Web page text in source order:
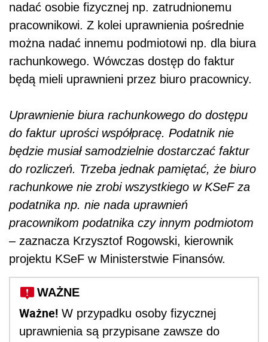
nadać osobie fizycznej np. zatrudnionemu
pracownikowi. Z kolei uprawnienia pośrednie
można nadać innemu podmiotowi np. dla biura
rachunkowego. Wówczas dostęp do faktur
będą mieli uprawnieni przez biuro pracownicy.
Uprawnienie biura rachunkowego do dostępu
do faktur uprości współpracę. Podatnik nie
będzie musiał samodzielnie dostarczać faktur
do rozliczeń. Trzeba jednak pamiętać, że biuro
rachunkowe nie zrobi wszystkiego w KSeF za
podatnika np. nie nada uprawnień
pracownikom podatnika czy innym podmiotom
– zaznacza Krzysztof Rogowski, kierownik
projektu KSeF w Ministerstwie Finansów.
WAŻNE
Ważne! W przypadku osoby fizycznej
uprawnienia są przypisane zawsze do